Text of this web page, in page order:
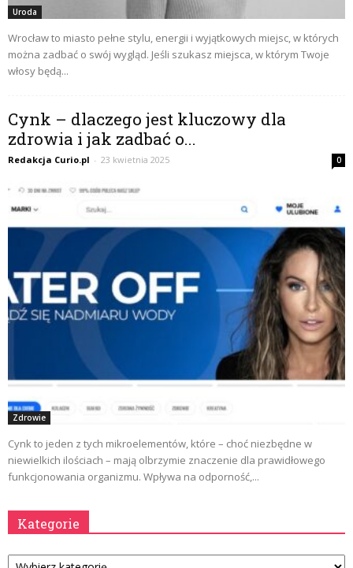
Uroda
Wrocław to miasto pełne stylu, energii i wyjątkowych miejsc, w których
można zadbać o swój wygląd. Jeśli szukasz miejsca, w którym Twoje
włosy będą...
Cynk – dlaczego jest kluczowy dla
zdrowia i jak zadbać o...
Redakcja Curio.pl - 23 kwietnia 2025 0
Zdrowie
Cynk to jeden z tych mikroelementów, które – choć niezbędne w
niewielkich ilościach – mają olbrzymie znaczenie dla prawidłowego
funkcjonowania organizmu. Wpływa na odporność,...
Kategorie
Kategorie